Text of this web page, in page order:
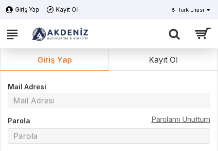
Giriş Yap Kayıt Ol ₺ Türk Lirası
Giriş Yap Kayıt Ol
Mail Adresi
Parola Parolamı Unuttum